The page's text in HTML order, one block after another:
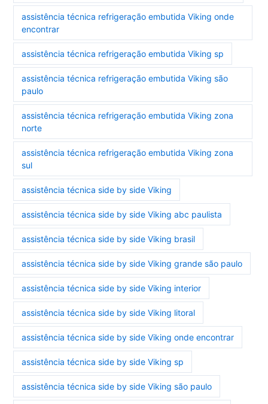
assistência técnica refrigeração embutida Viking onde
encontrar
assistência técnica refrigeração embutida Viking sp
assistência técnica refrigeração embutida Viking são
paulo
assistência técnica refrigeração embutida Viking zona
norte
assistência técnica refrigeração embutida Viking zona
sul
assistência técnica side by side Viking
assistência técnica side by side Viking abc paulista
assistência técnica side by side Viking brasil
assistência técnica side by side Viking grande são paulo
assistência técnica side by side Viking interior
assistência técnica side by side Viking litoral
assistência técnica side by side Viking onde encontrar
assistência técnica side by side Viking sp
assistência técnica side by side Viking são paulo